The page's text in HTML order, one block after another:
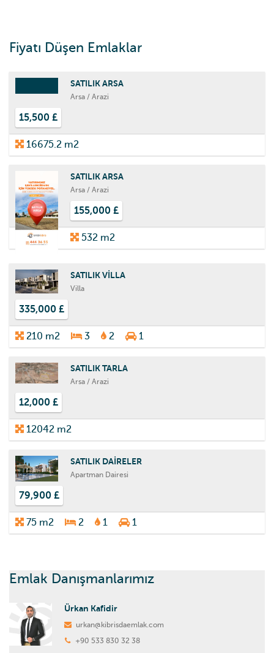
Fiyatı Düşen Emlaklar
SATILIK ARSA
Arsa / Arazi
15,500 £
16675.2 m2
SATILIK ARSA
Arsa / Arazi
155,000 £
532 m2
SATILIK VİLLA
Villa
335,000 £
210 m2 3 2 1
SATILIK TARLA
Arsa / Arazi
12,000 £
12042 m2
SATILIK DAİRELER
Apartman Dairesi
79,900 £
75 m2 2 1 1
Emlak Danışmanlarımız
Ürkan Kafidir
urkan@kibrisdaemlak.com
+90 533 830 32 38